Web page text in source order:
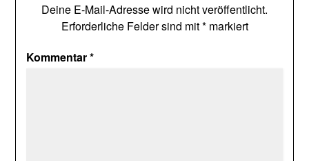
Deine E-Mail-Adresse wird nicht veröffentlicht.
Erforderliche Felder sind mit*markiert
Kommentar*